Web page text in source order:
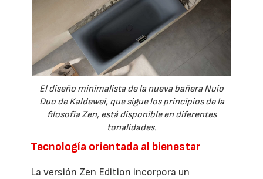
El diseño minimalista de la nueva bañera Nuio
Duo de Kaldewei, que sigue los principios de la
filosofía Zen, está disponible en diferentes
tonalidades.
Tecnología orientada al bienestar
La versión Zen Edition incorpora un